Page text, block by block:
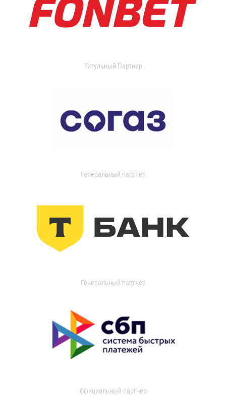
Титульный Партнер
Генеральный партнер
Генеральный партнер
Официальный партнер